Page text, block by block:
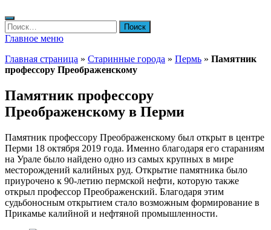
Найти:
Главное меню
Главная страница » Старинные города » Пермь » Памятник
профессору Преображенскому
Памятник профессору
Преображенскому в Перми
Памятник профессору Преображенскому был открыт в центре
Перми 18 октября 2019 года. Именно благодаря его стараниям
на Урале было найдено одно из самых крупных в мире
месторождений калийных руд. Открытие памятника было
приурочено к 90-летию пермской нефти, которую также
открыл профессор Преображенский. Благодаря этим
судьбоносным открытием стало возможным формирование в
Прикамье калийной и нефтяной промышленности.